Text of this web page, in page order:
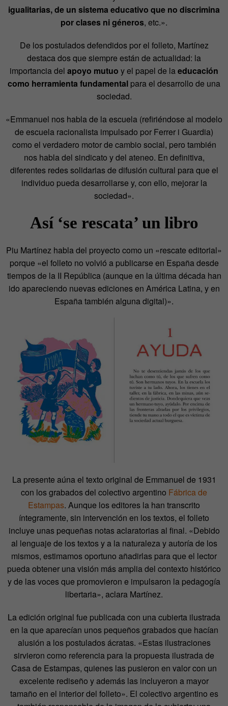
igualitarias, de un sistema educativo que no discrimina
por clases ni géneros, etc.».
De los postulados defendidos por el folleto, Martínez
destaca dos que siempre están de actualidad: la
importancia del apoyo mutuo y el papel de laeducación
como herramienta fundamental para el desarrollo de una
sociedad.
«Emmanuel nos habla de la escuela (refiriéndose al modelo
de escuela racionalista impulsado por Ferrer i Guardia)
como el verdadero motor de cambio social, pero también
nos habla del sindicato y del ateneo. En definitiva,
diferentes redes solidarias de difusión cultural para que el
individuo pueda desarrollarse y, con ello, mejorar la
sociedad».
Así ‘se rescata’ un libro
Piu Martínez habla del proyecto como un «rescate editorial»
porque «el folleto no volvió a publicarse en España desde
tiempos de la II República (aunque en la última década han
ido apareciendo nuevas ediciones en América Latina, y en
España también alguna digital)».
La presente aúna el texto original de Emmanuel de 1931
con los grabados del colectivo argentino Fábrica de
Estampas. Aunque los editores la han transcrito
íntegramente, sin intervención en los textos, el folleto
incluye unas pequeñas notas aclaratorias al final. «Debido
al lenguaje de los textos y a la naturaleza y autoría de los
mismos, estimamos oportuno añadirlas para que el lector
pueda obtener una visión más amplia del contexto histórico
y de las voces que promovieron e impulsaron la pedagogía
libertaria», aclara Martínez.
La edición original fue publicada con una cubierta ilustrada
en la que aparecían unos pequeños grabados que hacían
alusión a los postulados ácratas. «Estas ilustraciones
sirvieron como referencia para la propuesta ilustrada de
Casa de Estampas, quienes las pusieron en valor con un
excelente rediseño y además las incluyeron a mayor
tamaño en el interior del folleto». El colectivo argentino es